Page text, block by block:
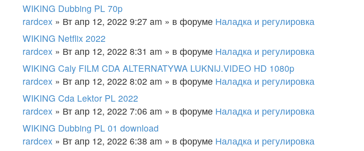
WIKING Dubbing PL 70p
rardcex » Вт апр 12, 2022 9:27 am » в форуме Наладка и регулировка
WIKING Netflix 2022
rardcex » Вт апр 12, 2022 8:31 am » в форуме Наладка и регулировка
WIKING Caly FILM CDA ALTERNATYWA LUKNIJ.VIDEO HD 1080p
rardcex » Вт апр 12, 2022 8:02 am » в форуме Наладка и регулировка
WIKING Cda Lektor PL 2022
rardcex » Вт апр 12, 2022 7:06 am » в форуме Наладка и регулировка
WIKING Dubbing PL 01 download
rardcex » Вт апр 12, 2022 6:38 am » в форуме Наладка и регулировка